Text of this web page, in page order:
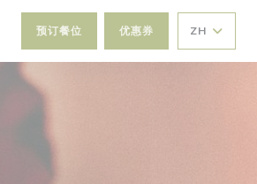
预订餐位 优惠券 ZH